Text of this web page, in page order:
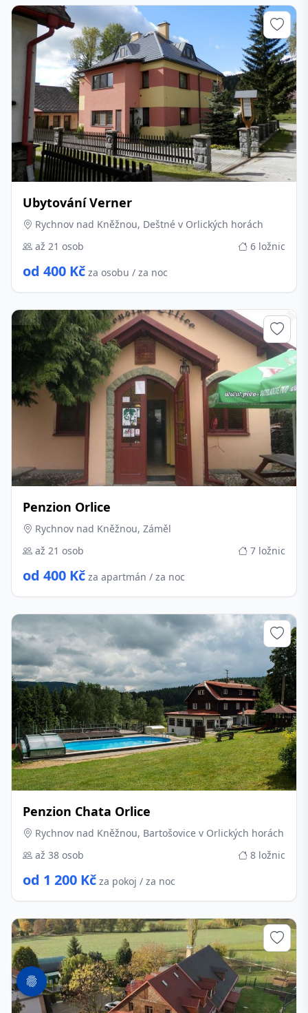
Ubytování Verner
Rychnov nad Kněžnou, Deštné v Orlických horách
až 21 osob
6 ložnic
od 400 Kč za osobu / za noc
Penzion Orlice
Rychnov nad Kněžnou, Záměl
až 21 osob
7 ložnic
od 400 Kč za apartmán / za noc
Penzion Chata Orlice
Rychnov nad Kněžnou, Bartošovice v Orlických horách
až 38 osob
8 ložnic
od 1 200 Kč za pokoj / za noc